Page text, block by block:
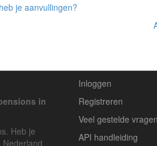
je aanvullingen?
in
Heb je
Inloggen
Registreren
Veel gestelde vragen
API handleiding